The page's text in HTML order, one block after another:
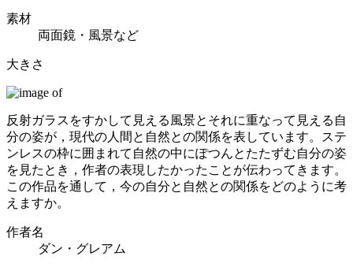
素材
両面鏡・風景など
大きさ
反射ガラスをすかして見える風景とそれに重なって見える自
分の姿が，現代の人間と自然との関係を表しています。ステ
ンレスの枠に囲まれて自然の中にぽつんとたたずむ自分の姿
を見たとき，作者の表現したかったことが伝わってきます。
この作品を通して，今の自分と自然との関係をどのように考
えますか。
作者名
ダン・グレアム